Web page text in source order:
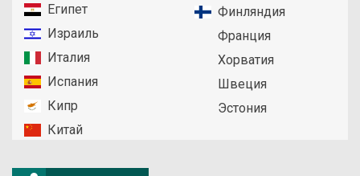
Египет
Израиль
Италия
Испания
Кипр
Китай
Финляндия
Франция
Хорватия
Швеция
Эстония